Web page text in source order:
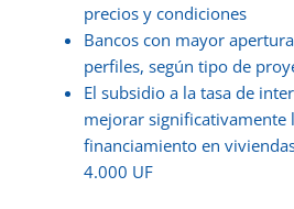
precios y condiciones
Bancos con mayor
perfiles, según tipo de
El subsidio a la tasa de
mejorar significativamente
financiamiento en
4.000 UF